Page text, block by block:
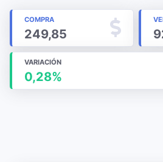
COMPRA
249,85
VARIACIÓN
0,28%